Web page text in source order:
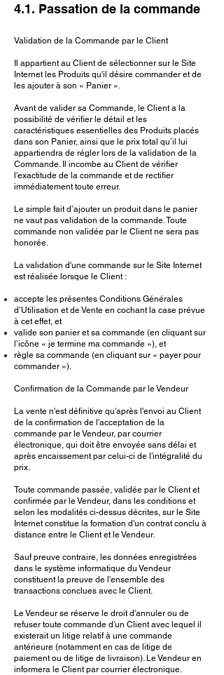
4.1. Passation de la commande
Validation de la Commande par le Client
Il appartient au Client de sélectionner sur le Site
Internet les Produits qu'il désire commander et de
les ajouter à son « Panier ».
Avant de valider sa Commande, le Client a la
possibilité de vérifier le détail et les
caractéristiques essentielles des Produits placés
dans son Panier, ainsi que le prix total qu’il lui
appartiendra de régler lors de la validation de la
Commande. Il incombe au Client de vérifier
l'exactitude de la commande et de rectifier
immédiatement toute erreur.
Le simple fait d’ajouter un produit dans le panier
ne vaut pas validation de la commande. Toute
commande non validée par le Client ne sera pas
honorée.
La validation d'une commande sur le Site Internet
est réalisée lorsque le Client :
accepte les présentes Conditions Générales
d’Utilisation et de Vente en cochant la case prévue
à cet effet, et
valide son panier et sa commande (en cliquant sur
l’icône « je termine ma commande »), et
règle sa commande (en cliquant sur « payer pour
commander »).
Confirmation de la Commande par le Vendeur
La vente n'est définitive qu'après l'envoi au Client
de la confirmation de l'acceptation de la
commande par le Vendeur, par courrier
électronique, qui doit être envoyée sans délai et
après encaissement par celui-ci de l'intégralité du
prix.
Toute commande passée, validée par le Client et
confirmée par le Vendeur, dans les conditions et
selon les modalités ci-dessus décrites, sur le Site
Internet constitue la formation d'un contrat conclu à
distance entre le Client et le Vendeur.
Sauf preuve contraire, les données enregistrées
dans le système informatique du Vendeur
constituent la preuve de l'ensemble des
transactions conclues avec le Client.
Le Vendeur se réserve le droit d'annuler ou de
refuser toute commande d'un Client avec lequel il
existerait un litige relatif à une commande
antérieure (notamment en cas de litige de
paiement ou de litige de livraison). Le Vendeur en
informera le Client par courrier électronique.